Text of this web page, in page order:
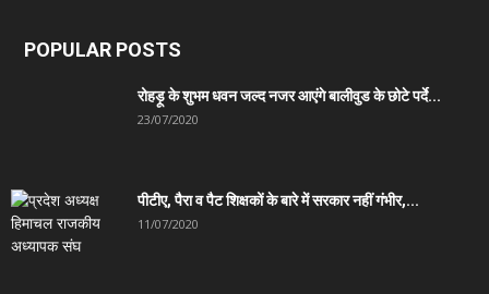
POPULAR POSTS
रोहड़ू के शुभम धवन जल्द नजर आएंगे बालीवुड के छोटे पर्दे...
23/07/2020
पीटीए, पैरा व पैट शिक्षकों के बारे में सरकार नहीं गंभीर,...
11/07/2020